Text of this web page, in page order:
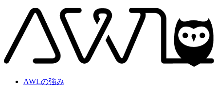
AWLの強み